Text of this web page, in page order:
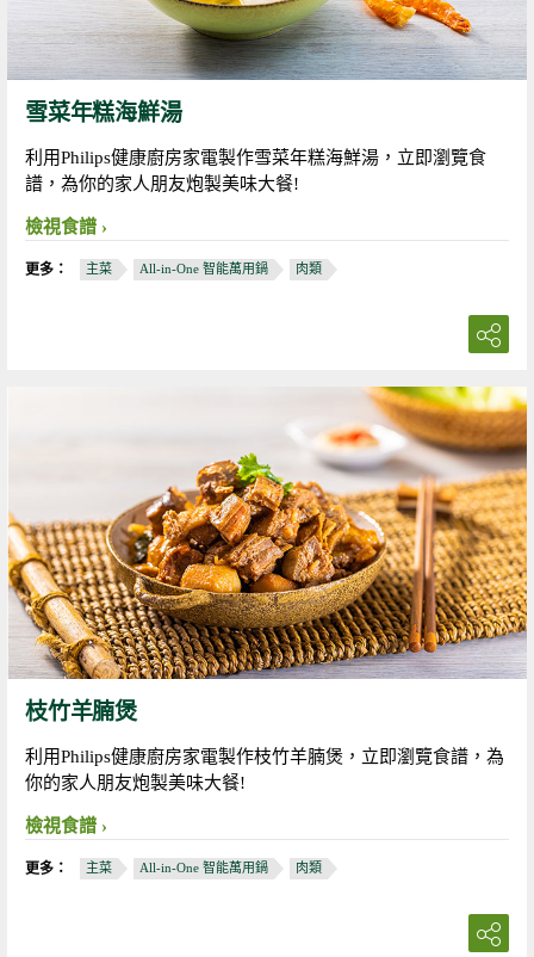
雪菜年糕海鮮湯
利用Philips健康廚房家電製作雪菜年糕海鮮湯，立即瀏覽食
譜，為你的家人朋友炮製美味大餐!
檢視食譜
更多： 主菜 All-in-One 智能萬用鍋 肉類
枝竹羊腩煲
利用Philips健康廚房家電製作枝竹羊腩煲，立即瀏覽食譜，為
你的家人朋友炮製美味大餐!
檢視食譜
更多： 主菜 All-in-One 智能萬用鍋 肉類